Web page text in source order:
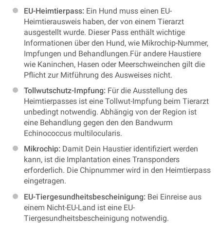
EU-Heimtierpass: Ein Hund muss einen EU-
Heimtierausweis haben, der von einem Tierarzt
ausgestellt wurde. Dieser Pass enthält wichtige
Informationen über den Hund, wie Mikrochip-Nummer,
Impfungen und Behandlungen.Für andere Haustiere
wie Kaninchen, Hasen oder Meerschweinchen gilt die
Pflicht zur Mitführung des Ausweises nicht.
Tollwutschutz-Impfung: Für die Ausstellung des
Heimtierpasses ist eine Tollwut-Impfung beim Tierarzt
unbedingt notwendig. Abhängig von der Region ist
eine Behandlung gegen den den Bandwurm
Echinococcus multilocularis.
Mikrochip: Damit Dein Haustier identifiziert werden
kann, ist die Implantation eines Transponders
erforderlich. Die Chipnummer wird in den Heimtierpass
eingetragen.
EU-Tiergesundheitsbescheinigung: Bei Einreise aus
einem Nicht-EU-Land ist eine EU-
Tiergesundheitsbescheinigung notwendig.